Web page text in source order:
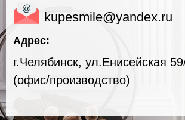
kupesmile@yandex.ru
г.Челябинск, ул.Енисейская
(офис/производство)
Адрес: